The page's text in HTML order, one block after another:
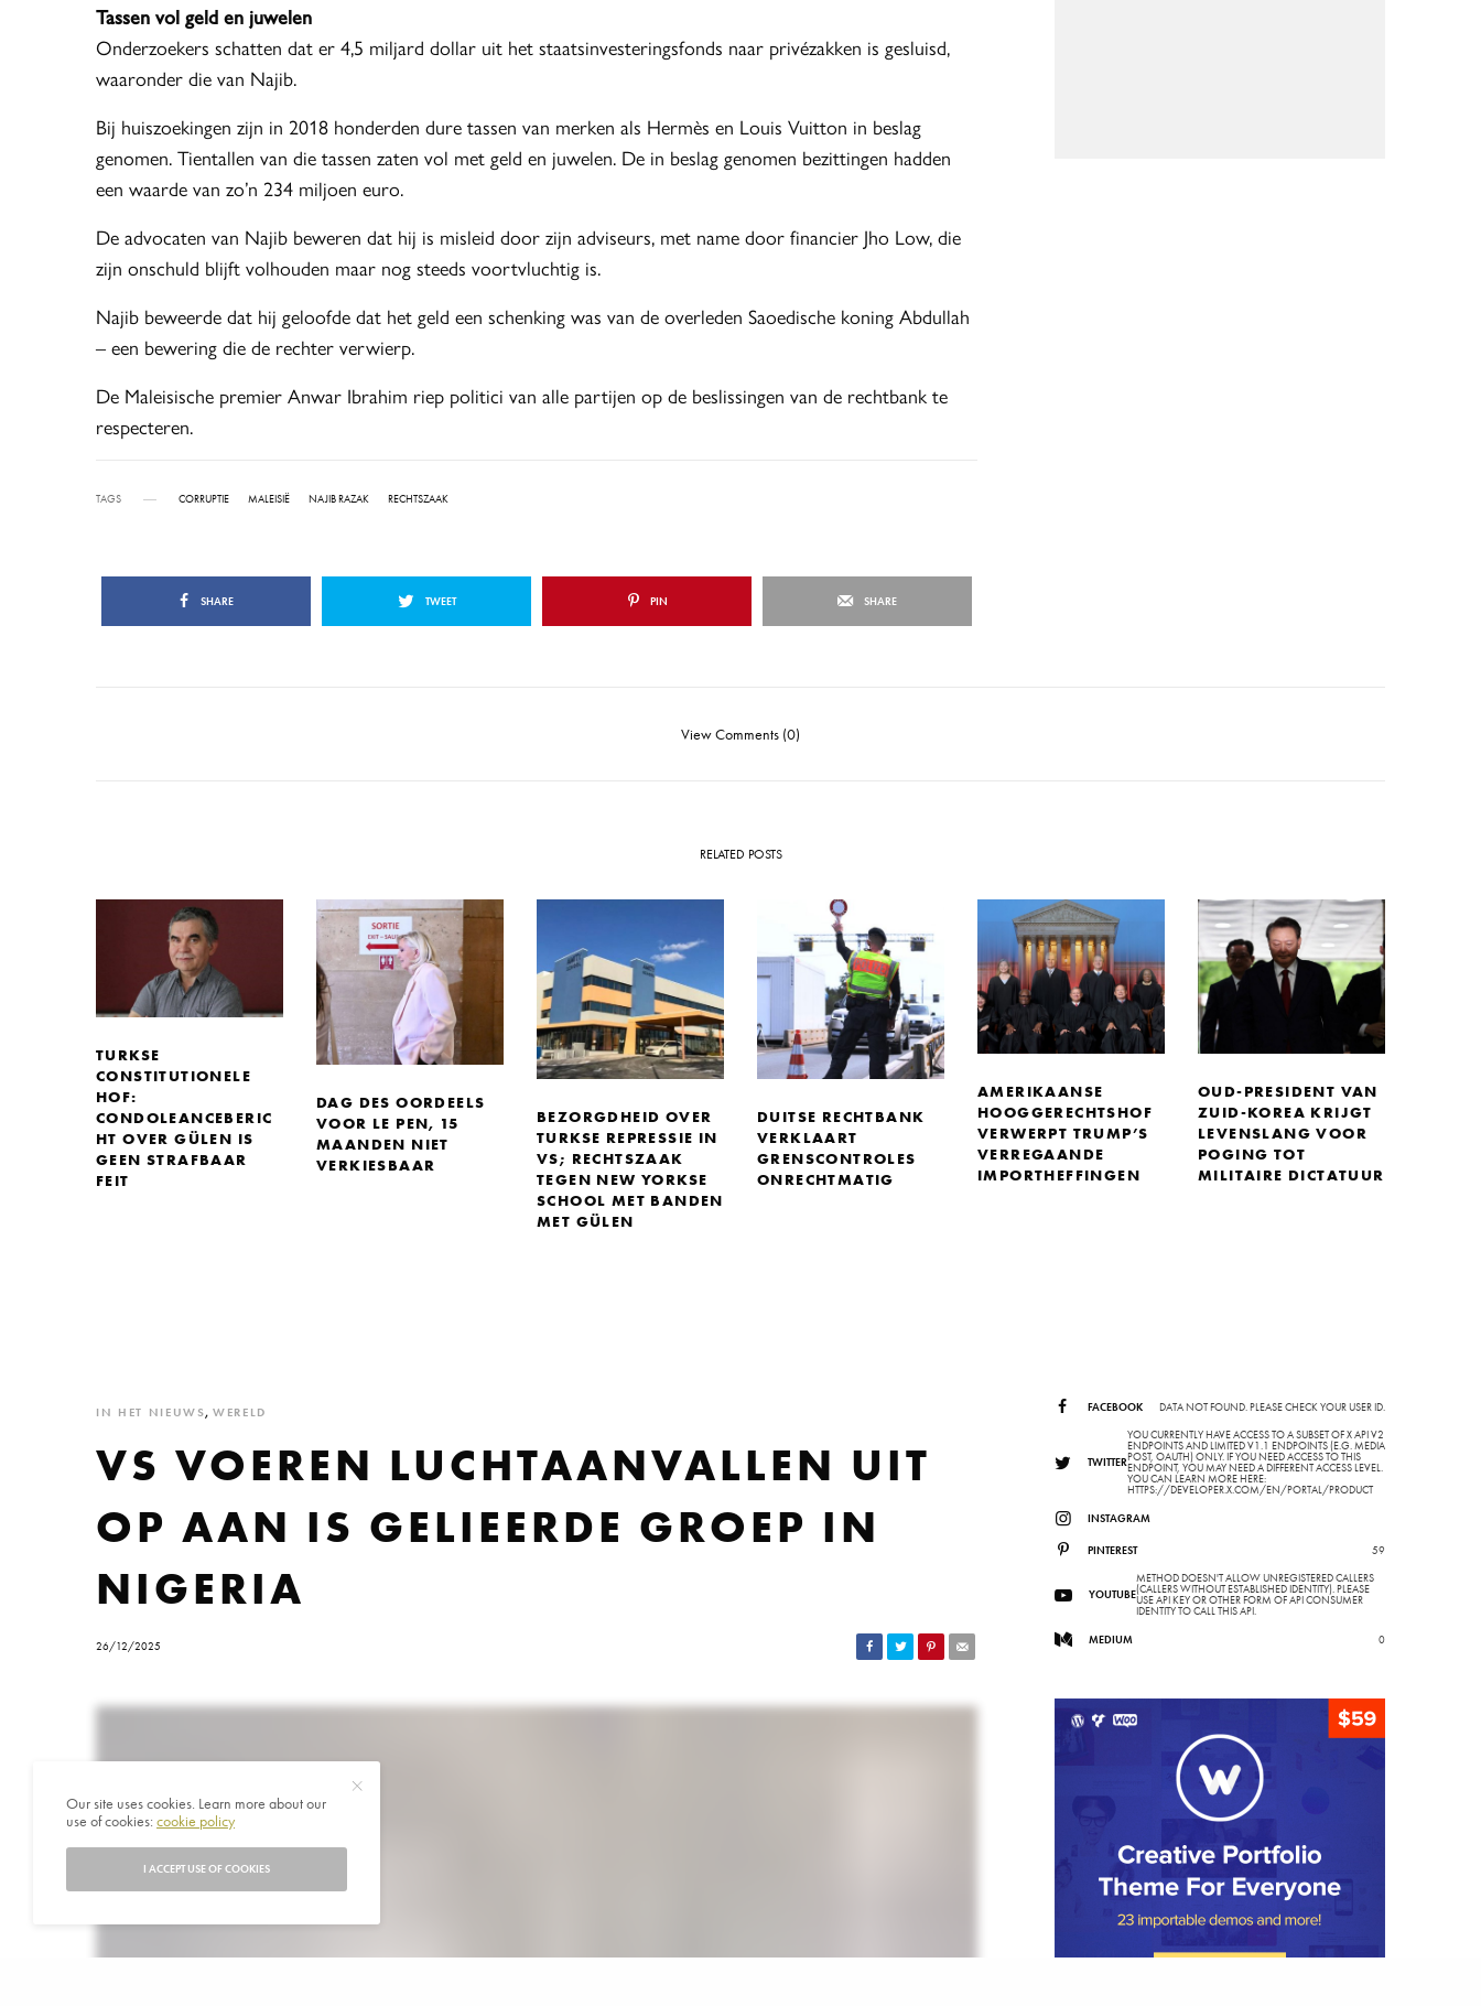
Tassen vol geld en juwelen
Onderzoekers schatten dat er 4,5 miljard dollar uit het staatsinvesteringsfonds naar privézakken is gesluisd,
waaronder die van Najib.
Bij huiszoekingen zijn in 2018 honderden dure tassen van merken als Hermès en Louis Vuitton in beslag
genomen. Tientallen van die tassen zaten vol met geld en juwelen. De in beslag genomen bezittingen hadden
een waarde van zo’n 234 miljoen euro.
De advocaten van Najib beweren dat hij is misleid door zijn adviseurs, met name door financier Jho Low, die
zijn onschuld blijft volhouden maar nog steeds voortvluchtig is.
Najib beweerde dat hij geloofde dat het geld een schenking was van de overleden Saoedische koning Abdullah
– een bewering die de rechter verwierp.
De Maleisische premier Anwar Ibrahim riep politici van alle partijen op de beslissingen van de rechtbank te
respecteren.
TAGS CORRUPTIE MALEISIË NAJIB RAZAK RECHTSZAAK
SHARE TWEET PIN SHARE
View Comments (0)
RELATED POSTS
TURKSE
CONSTITUTIONELE
HOF:
CONDOLEANCEBERIC
HT OVER GÜLEN IS
GEEN STRAFBAAR
FEIT
DAG DES OORDEELS
VOOR LE PEN, 15
MAANDEN NIET
VERKIESBAAR
BEZORGDHEID OVER
TURKSE REPRESSIE IN
VS; RECHTSZAAK
TEGEN NEW YORKSE
SCHOOL MET BANDEN
MET GÜLEN
DUITSE RECHTBANK
VERKLAART
GRENSCONTROLES
ONRECHTMATIG
AMERIKAANSE
HOOGGERECHTSHOF
VERWERPT TRUMP’S
VERREGAANDE
IMPORTHEFFINGEN
OUD-PRESIDENT VAN
ZUID-KOREA KRIJGT
LEVENSLANG VOOR
POGING TOT
MILITAIRE DICTATUUR
IN HET NIEUWS, WERELD
VS VOEREN LUCHTAANVALLEN UIT
OP AAN IS GELIEERDE GROEP IN
NIGERIA
26/12/2025
FACEBOOK DATA NOT FOUND. PLEASE CHECK YOUR USER ID.
TWITTER
YOU CURRENTLY HAVE ACCESS TO A SUBSET OF X API V2
ENDPOINTS AND LIMITED V1.1 ENDPOINTS (E.G. MEDIA
POST, OAUTH) ONLY. IF YOU NEED ACCESS TO THIS
ENDPOINT, YOU MAY NEED A DIFFERENT ACCESS LEVEL.
YOU CAN LEARN MORE HERE:
HTTPS://DEVELOPER.X.COM/EN/PORTAL/PRODUCT
INSTAGRAM
PINTEREST 59
YOUTUBE
METHOD DOESN'T ALLOW UNREGISTERED CALLERS
(CALLERS WITHOUT ESTABLISHED IDENTITY). PLEASE
USE API KEY OR OTHER FORM OF API CONSUMER
IDENTITY TO CALL THIS API.
MEDIUM
0
Our site uses cookies. Learn more about our
use of cookies:cookie policy
I ACCEPT USE OF COOKIES